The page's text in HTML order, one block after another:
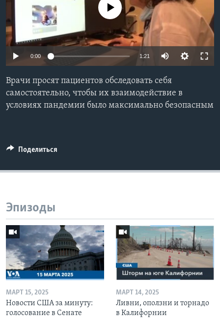
Learning English
СОЦИАЛЬНЫЕ СЕТИ
Языки
No media source currently available
0:00 1:21
Врачи просят пациентов обследовать себя
самостоятельно, чтобы их взаимодействие в
условиях пандемии было максимально безопасным
Поделиться
Эпизоды
МАРТ 15, 2025
Новости США за минуту:
голосование в Сенате
МАРТ 14, 2025
Ливни, оползни и торнадо
в Калифорнии